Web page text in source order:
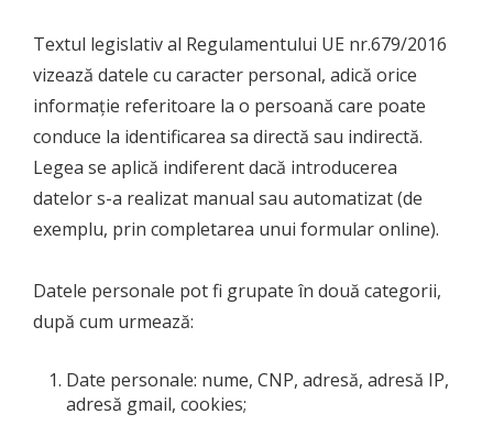
Textul legislativ al Regulamentului UE nr.679/2016
vizează datele cu caracter personal, adică orice
informație referitoare la o persoană care poate
conduce la identificarea sa directă sau indirectă.
Legea se aplică indiferent dacă introducerea
datelor s-a realizat manual sau automatizat (de
exemplu, prin completarea unui formular online).
Datele personale pot fi grupate în două categorii,
după cum urmează:
Date personale: nume, CNP, adresă, adresă IP,
adresă gmail, cookies;